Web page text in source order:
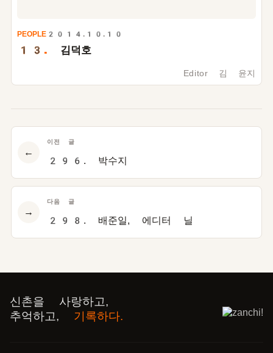
PEOPLE 2014.10.10
13. 김덕호
Editor 김 윤지
←
이전 글
296. 박수지
다음 글
298. 배준일, 에디터 닐
→
신촌을 사랑하고,
추억하고, 기록하다.